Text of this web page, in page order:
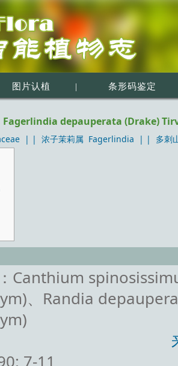
图片认植 | 条形码鉴定
Fagerlindia depauperata (Drake)
| | 浓子茉莉属 Fagerlindia | | 多刺
Canthium
、Randia
7-11